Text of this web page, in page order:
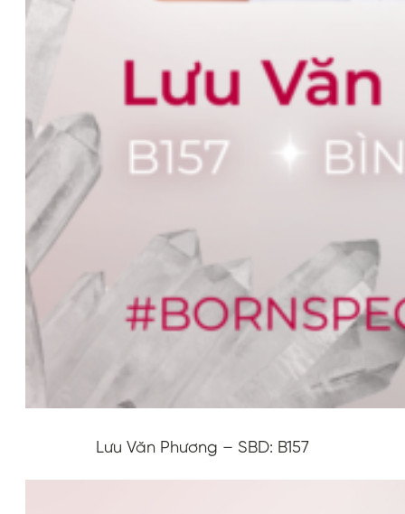
Lưu Văn Phương – SBD: B157